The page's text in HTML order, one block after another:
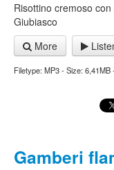
Risottino cremoso
Giubiasco
More
Filetype: MP3 - Size:
Gamberi